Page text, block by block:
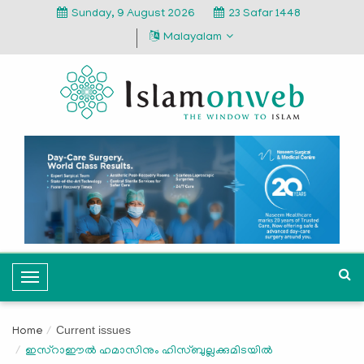
Sunday, 9 August 2026
23 Safar 1448
Malayalam
T
o
g
l
Home Current issues
ഇസ്റാഈല്‍ ഹമാസിനും ഹിസ്ബുല്ലക്കുമിടയില്‍